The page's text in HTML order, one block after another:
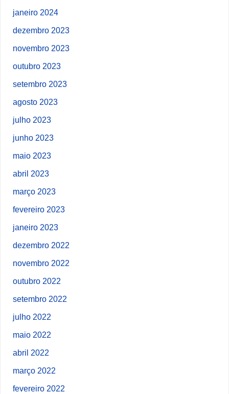
janeiro 2024
dezembro 2023
novembro 2023
outubro 2023
setembro 2023
agosto 2023
julho 2023
junho 2023
maio 2023
abril 2023
março 2023
fevereiro 2023
janeiro 2023
dezembro 2022
novembro 2022
outubro 2022
setembro 2022
julho 2022
maio 2022
abril 2022
março 2022
fevereiro 2022